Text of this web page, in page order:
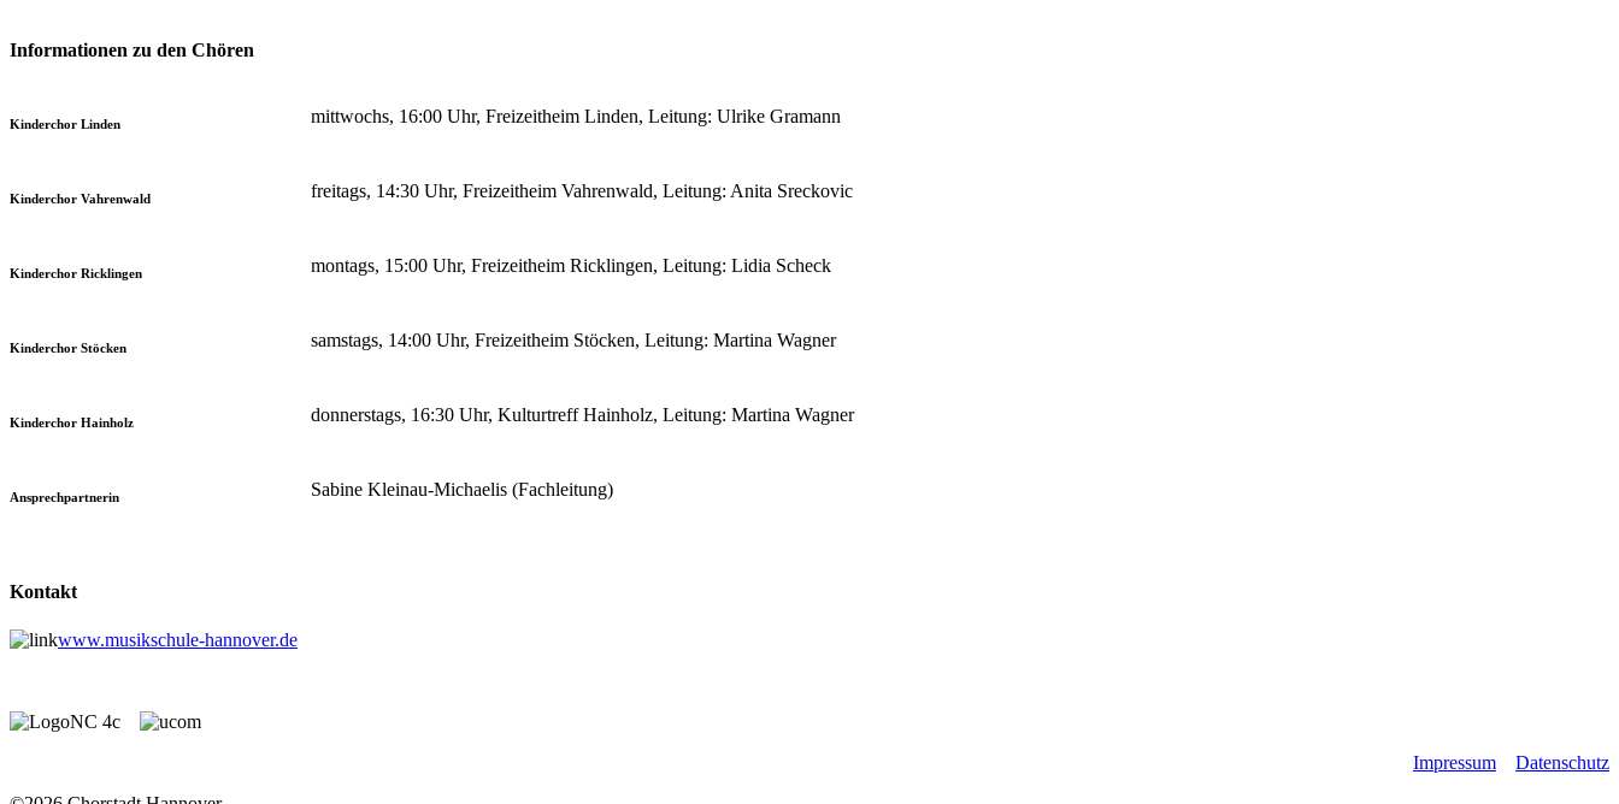
Informationen zu den Chören
Kinderchor Linden mittwochs, 16:00 Uhr, Freizeitheim Linden, Leitung: Ulrike Gramann
Kinderchor Vahrenwald freitags, 14:30 Uhr, Freizeitheim Vahrenwald, Leitung: Anita Sreckovic
Kinderchor Ricklingen montags, 15:00 Uhr, Freizeitheim Ricklingen, Leitung: Lidia Scheck
Kinderchor Stöcken samstags, 14:00 Uhr, Freizeitheim Stöcken, Leitung: Martina Wagner
Kinderchor Hainholz donnerstags, 16:30 Uhr, Kulturtreff Hainholz, Leitung: Martina Wagner
Ansprechpartnerin Sabine Kleinau-Michaelis (Fachleitung)
Kontakt
www.musikschule-hannover.de
Impressum
Datenschutz